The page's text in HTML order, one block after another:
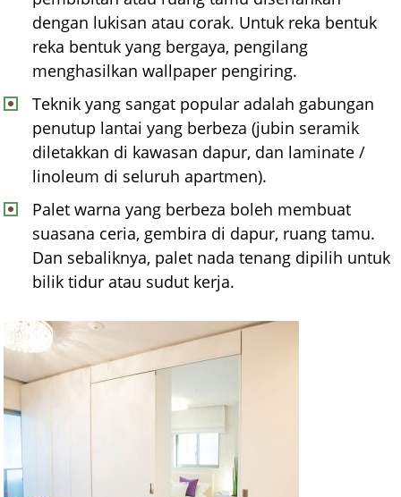
dengan lukisan atau corak. Untuk reka bentuk
reka bentuk yang bergaya, pengilang
menghasilkan wallpaper pengiring.
Teknik yang sangat popular adalah gabungan
penutup lantai yang berbeza (jubin seramik
diletakkan di kawasan dapur, dan laminate /
linoleum di seluruh apartmen).
Palet warna yang berbeza boleh membuat
suasana ceria, gembira di dapur, ruang tamu.
Dan sebaliknya, palet nada tenang dipilih untuk
bilik tidur atau sudut kerja.